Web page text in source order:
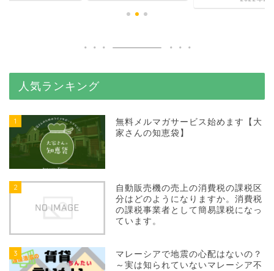
人気ランキング
1
無料メルマガサービス始めます【大
家さんの知恵袋】
2
自動販売機の売上の消費税の課税区
分はどのようになりますか。消費税
の課税事業者として簡易課税になっ
ています。
3
マレーシアで地震の心配はないの？
～実は知られていないマレーシア不